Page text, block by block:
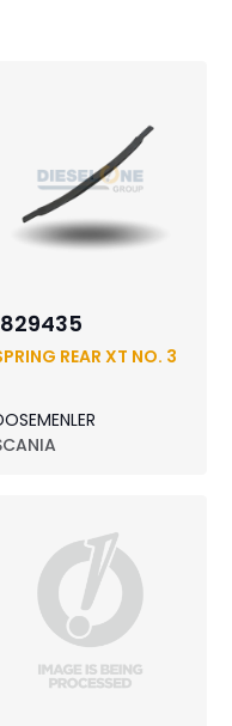
REAR XT NO. 3